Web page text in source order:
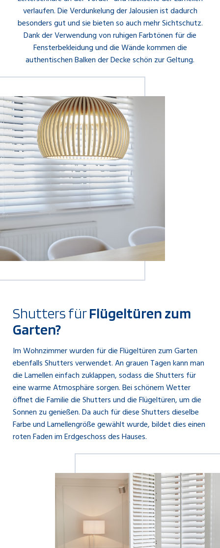
verlaufen. Die Verdunkelung der Jalousien ist dadurch
besonders gut und sie bieten so auch mehr Sichtschutz.
Dank der Verwendung von ruhigen Farbtönen für die
Fensterbekleidung und die Wände kommen die
authentischen Balken der Decke schön zur Geltung.
Shutters fürFlügeltüren zum
Garten?
Im Wohnzimmer wurden für die Flügeltüren zum Garten
ebenfalls Shutters verwendet. An grauen Tagen kann man
die Lamellen einfach zuklappen, sodass die Shutters für
eine warme Atmosphäre sorgen. Bei schönem Wetter
öffnet die Familie die Shutters und die Flügeltüren, um die
Sonnen zu genießen. Da auch für diese Shutters dieselbe
Farbe und Lamellengröße gewählt wurde, bildet dies einen
roten Faden im Erdgeschoss des Hauses.